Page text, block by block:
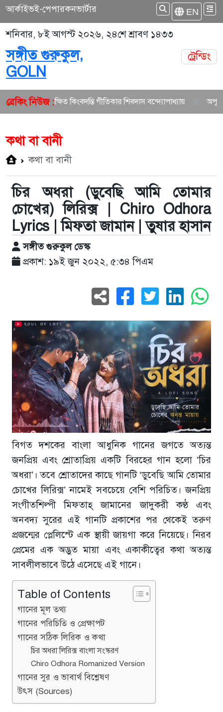
আর্কাইভই-পেপারকনভার্টার EN
শনিবার, ৮ই আগস্ট ২০২৬, ২৪শে শ্রাবণ ১৪৩৩
সঙ্গীত গুরুকুল,
GOLN
ট্রেন্ডিং
ব্রেকিং নিউজ :
গানের উপেক্ষিত কিংবদন্তি গীতিকার শিবদাস বন্দ্যোপাধ্যায় অপূর্বের
কথা বা বানী
কথা বা বানী
চির অধরা (ডুবেছি আমি তোমার
চোখের) লিরিক্স | Chiro Odhora
Lyrics | মিফতা জামান | তুষার হাসান
সঙ্গীত গুরুকুল ডেস্ক
প্রকাশ: ১৯ই জুন ২০২২, ৫:৩৪ পিএম
বিগত দশকের বাংলা আধুনিক গানের জগতে অত্যন্ত
জনপ্রিয় এবং শ্রোতাপ্রিয় একটি বিরহের গান হলো ‘চির
অধরা’। তবে শ্রোতাদের কাছে গানটি ‘ডুবেছি আমি তোমার
চোখের লিরিক্স’ নামেই সবচেয়ে বেশি পরিচিত। জনপ্রিয়
সংগীতশিল্পী মিফতাহ্ জামানের জাদুকরী কণ্ঠ এবং
অনবদ্য সুরের এই গানটি প্রকাশের পর থেকেই তরুণ
প্রজন্মের প্লেলিস্টে এক স্থায়ী জায়গা করে নিয়েছে। নিরব
প্রেমের এক অদ্ভুত মায়া এবং একাকীত্বের কথা অত্যন্ত
সাবলীলভাবে উঠে এসেছে এই গানে।
Table of Contents
গানের মূল তথ্য
গানের পরিচিতি ও প্রেক্ষাপট
গানের সঠিক লিরিক ও কথা
চির অধরা লিরিক্স বাংলা সংস্করণ
Chiro Odhora Romanized Version
গানের সুর ও ভাবার্থ বিশ্লেষণ
উৎস (Sources)